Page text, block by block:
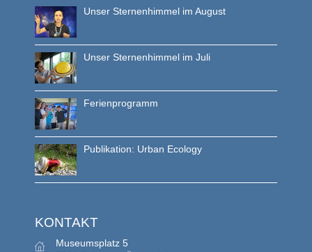
Unser Sternenhimmel im August
Unser Sternenhimmel im Juli
Ferienprogramm
Publikation: Urban Ecology
KONTAKT
Museumsplatz 5